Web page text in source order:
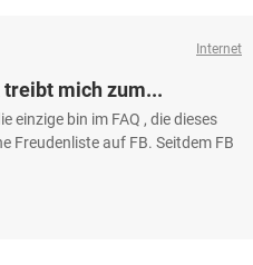
Internet
mich zum...
einzige bin im FAQ , die dieses
Freudenliste auf FB. Seitdem FB